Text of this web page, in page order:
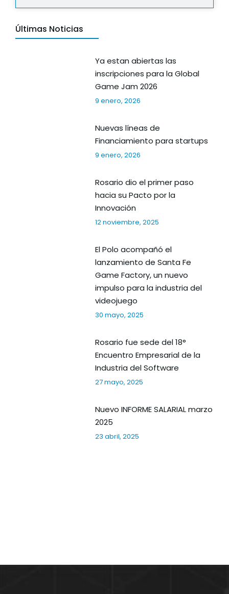
Últimas Noticias
Ya estan abiertas las
inscripciones para la Global
Game Jam 2026
9 enero, 2026
Nuevas líneas de
Financiamiento para startups
9 enero, 2026
Rosario dio el primer paso
hacia su Pacto por la
Innovación
12 noviembre, 2025
El Polo acompañó el
lanzamiento de Santa Fe
Game Factory, un nuevo
impulso para la industria del
videojuego
30 mayo, 2025
Rosario fue sede del 18°
Encuentro Empresarial de la
Industria del Software
27 mayo, 2025
Nuevo INFORME SALARIAL marzo
2025
23 abril, 2025